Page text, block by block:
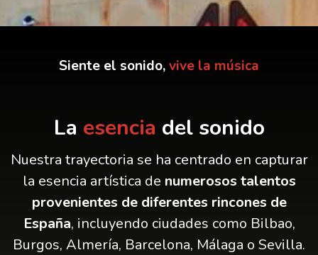
Siente el sonido,vive la música
La esencia del sonido
Nuestra trayectoria se ha centrado en capturar
la esencia artística de numerosos talentos
provenientes de diferentes rincones de
España, incluyendo ciudades como Bilbao,
Burgos, Almería, Barcelona, Málaga o Sevilla.